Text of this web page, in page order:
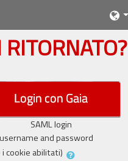
RITORNATO?
SAML login
and password
cookie abilitati)